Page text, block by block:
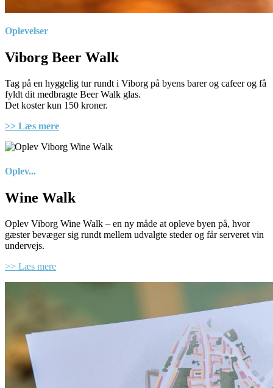
Oplevelser
Viborg Beer Walk
Tag på en hyggelig tur rundt i Viborg på byens barer og cafeer og få
fyldt dit medbragte Beer Walk glas.
Det koster kun 150 kroner.
>> Læs mere
Oplev...
Wine Walk
Oplev Viborg Wine Walk – en ny måde at opleve byen på, hvor
gæster bevæger sig rundt mellem udvalgte steder og får serveret vin
undervejs.
>> Læs mere